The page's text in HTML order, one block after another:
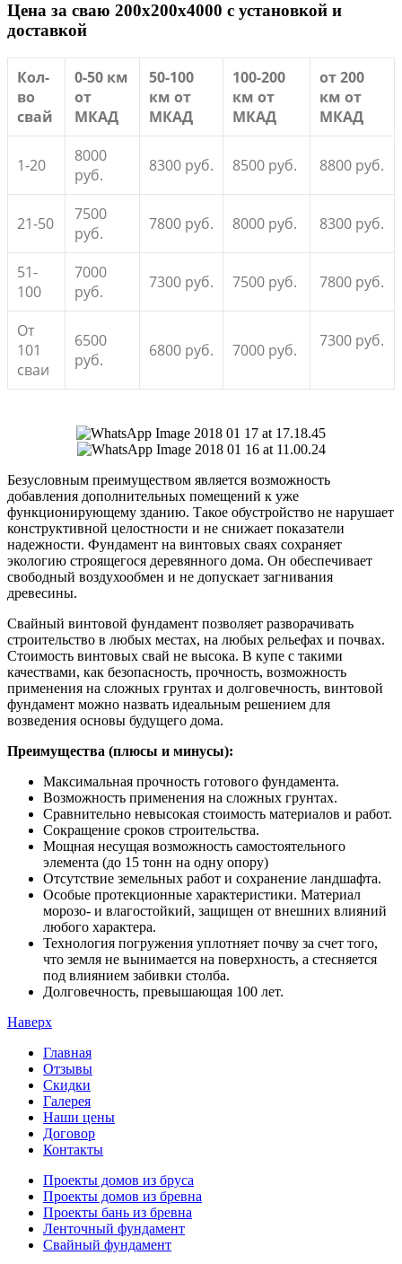
Цена за сваю 200x200x4000 с установкой и
доставкой
Кол-
во
свай
0-50 км
от
МКАД
50-100
км от
МКАД
100-200
км от
МКАД
от 200
км от
МКАД
1-20
8000
руб.
8300 руб. 8500 руб. 8800 руб.
21-50
7500
руб.
7800 руб. 8000 руб. 8300 руб.
51-
100
7000
руб.
7300 руб. 7500 руб. 7800 руб.
От
101
сваи
6500
руб.
6800 руб. 7000 руб. 7300 руб.
Безусловным преимуществом является возможность
добавления дополнительных помещений к уже
функционирующему зданию. Такое обустройство не нарушает
конструктивной целостности и не снижает показатели
надежности. Фундамент на винтовых сваях сохраняет
экологию строящегося деревянного дома. Он обеспечивает
свободный воздухообмен и не допускает загнивания
древесины.
Свайный винтовой фундамент позволяет разворачивать
строительство в любых местах, на любых рельефах и почвах.
Стоимость винтовых свай не высока. В купе с такими
качествами, как безопасность, прочность, возможность
применения на сложных грунтах и долговечность, винтовой
фундамент можно назвать идеальным решением для
возведения основы будущего дома.
Преимущества (плюсы и минусы):
Максимальная прочность готового фундамента.
Возможность применения на сложных грунтах.
Сравнительно невысокая стоимость материалов и работ.
Сокращение сроков строительства.
Мощная несущая возможность самостоятельного
элемента (до 15 тонн на одну опору)
Отсутствие земельных работ и сохранение ландшафта.
Особые протекционные характеристики. Материал
морозо- и влагостойкий, защищен от внешних влияний
любого характера.
Технология погружения уплотняет почву за счет того,
что земля не вынимается на поверхность, а стесняется
под влиянием забивки столба.
Долговечность, превышающая 100 лет.
Наверх
Главная
Отзывы
Скидки
Галерея
Наши цены
Договор
Контакты
Проекты домов из бруса
Проекты домов из бревна
Проекты бань из бревна
Ленточный фундамент
Свайный фундамент